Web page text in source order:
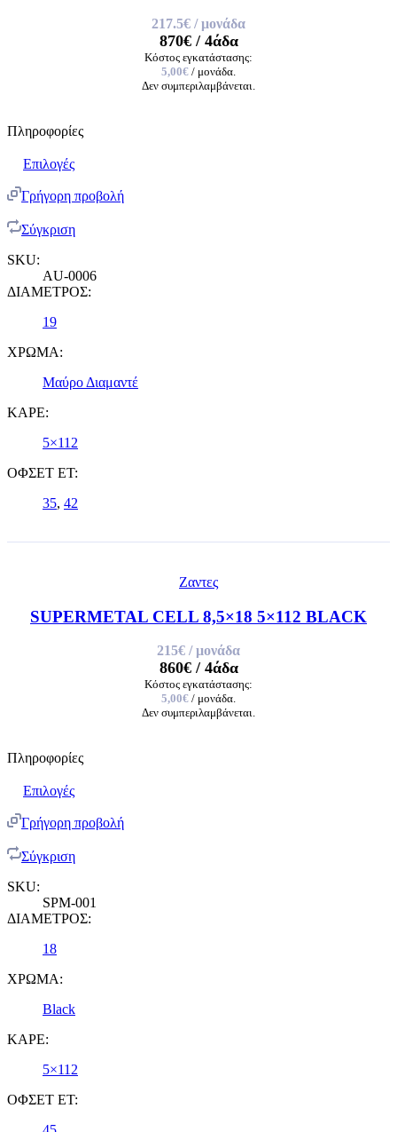
217.5€ / μονάδα
870€/ 4άδα
Κόστος εγκατάστασης:
5,00€ / μονάδα.
Δεν συμπεριλαμβάνεται.
Πληροφορίες
Επιλογές
Γρήγορη προβολή
Σύγκριση
SKU:
AU-0006
ΔΙΑΜΕΤΡΟΣ:
19
ΧΡΩΜΑ:
Μαύρο Διαμαντέ
ΚΑΡΕ:
5×112
ΟΦΣΕΤ ET:
35, 42
Ζαντες
SUPERMETAL CELL 8,5×18 5×112 BLACK
215€ / μονάδα
860€/ 4άδα
Κόστος εγκατάστασης:
5,00€ / μονάδα.
Δεν συμπεριλαμβάνεται.
Πληροφορίες
Επιλογές
Γρήγορη προβολή
Σύγκριση
SKU:
SPM-001
ΔΙΑΜΕΤΡΟΣ:
18
ΧΡΩΜΑ:
Black
ΚΑΡΕ:
5×112
ΟΦΣΕΤ ET: